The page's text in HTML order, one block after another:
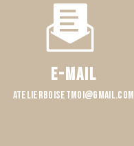
E-mail
atelierboisetmoi@gmail.com